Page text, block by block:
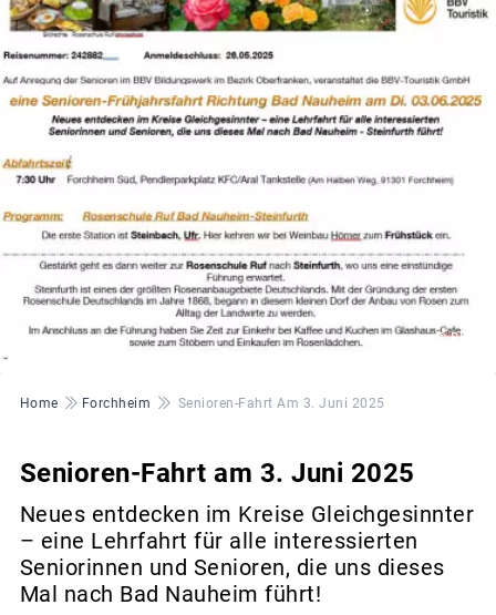
© BBV
Pfadnavigation
Home Forchheim Senioren-Fahrt Am 3. Juni 2025
Senioren-Fahrt am 3. Juni 2025
Neues entdecken im Kreise Gleichgesinnter
– eine Lehrfahrt für alle interessierten
Seniorinnen und Senioren, die uns dieses
Mal nach Bad Nauheim führt!